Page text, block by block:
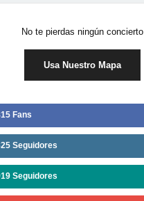
No te pierdas ningún concierto
Usa Nuestro Mapa
Fans
Seguidores
Seguidores